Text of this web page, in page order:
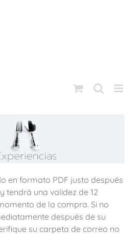
en formato PDF justo después
tendrá una validez de 12
de la compra. Si no
después de su
su carpeta de correo no